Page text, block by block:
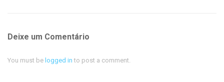
Deixe um Comentário
You must be logged in to post a comment.